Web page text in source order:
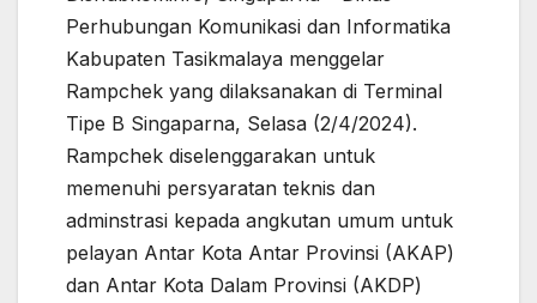
Perhubungan Komunikasi dan Informatika
Kabupaten Tasikmalaya menggelar
Rampchek yang dilaksanakan di Terminal
Tipe B Singaparna, Selasa (2/4/2024).
Rampchek diselenggarakan untuk
memenuhi persyaratan teknis dan
adminstrasi kepada angkutan umum untuk
pelayan Antar Kota Antar Provinsi (AKAP)
dan Antar Kota Dalam Provinsi (AKDP)